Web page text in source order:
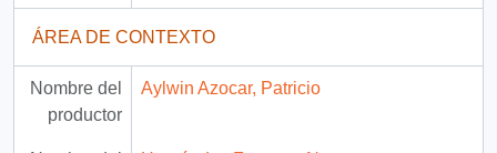
ÁREA DE CONTEXTO
Nombre del
productor
Aylwin Azocar, Patricio